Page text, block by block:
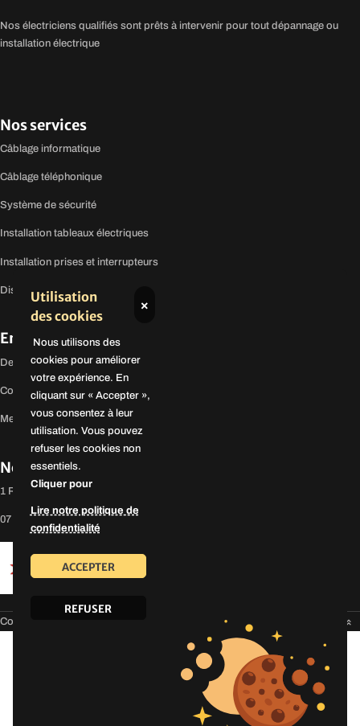
Utilisation
des cookies
×
Nous utilisons des
cookies pour améliorer
votre expérience. En
cliquant sur « Accepter »,
vous consentez à leur
utilisation. Vous pouvez
refuser les cookies non
essentiels.
Cliquer pour
Lire notre politique de
confidentialité
ACCEPTER
REFUSER
Nos électriciens qualifiés sont prêts à intervenir pour tout dépannage ou
installation électrique
Nos services
Câblage informatique
Câblage téléphonique
Système de sécurité
Installation tableaux électriques
Installation prises et interrupteurs
Distribution de courant
En savoir plus
Demandez un devis
Contactez-nous
Mentions légales
Nos coordonnées
1 Rue Anatole France 91860 Épinay-sous-Sénart
07 82 75 12 32
Copyright 2024 ©